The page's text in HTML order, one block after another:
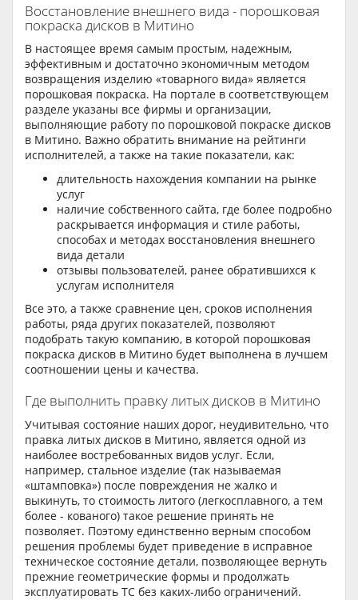
Восстановление внешнего вида - порошковая
покраска дисков в Митино
В настоящее время самым простым, надежным,
эффективным и достаточно экономичным методом
возвращения изделию «товарного вида» является
порошковая покраска. На портале в соответствующем
разделе указаны все фирмы и организации,
выполняющие работу по порошковой покраске дисков
в Митино. Важно обратить внимание на рейтинги
исполнителей, а также на такие показатели, как:
длительность нахождения компании на рынке
услуг
наличие собственного сайта, где более подробно
раскрывается информация и стиле работы,
способах и методах восстановления внешнего
вида детали
отзывы пользователей, ранее обратившихся к
услугам исполнителя
Все это, а также сравнение цен, сроков исполнения
работы, ряда других показателей, позволяют
подобрать такую компанию, в которой порошковая
покраска дисков в Митино будет выполнена в лучшем
соотношении цены и качества.
Где выполнить правку литых дисков в Митино
Учитывая состояние наших дорог, неудивительно, что
правка литых дисков в Митино, является одной из
наиболее востребованных видов услуг. Если,
например, стальное изделие (так называемая
«штамповка») после повреждения не жалко и
выкинуть, то стоимость литого (легкосплавного, а тем
более - кованого) такое решение принять не
позволяет. Поэтому единственно верным способом
решения проблемы будет приведение в исправное
техническое состояние детали, позволяющее вернуть
прежние геометрические формы и продолжать
эксплуатировать ТС без каких-либо ограничений.